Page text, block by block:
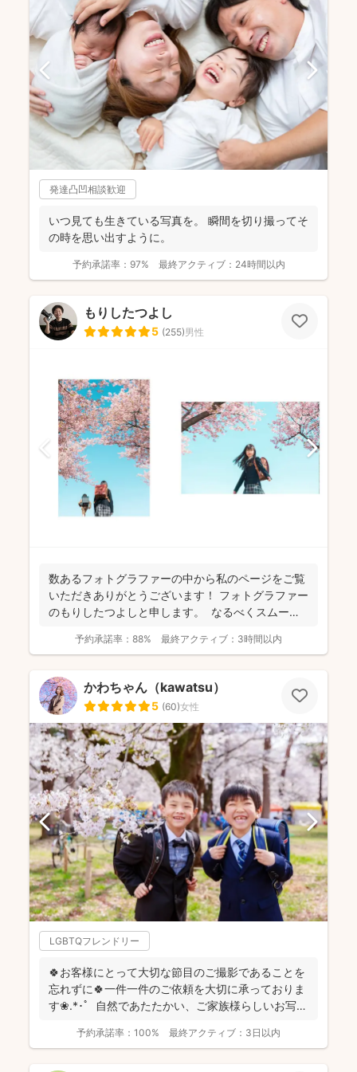
発達凸凹相談歓迎
いつ見ても生きている写真を。 瞬間を切り撮ってそ
の時を思い出すように。
予約承諾率： 97% 最終アクティブ： 24時間以内
もりしたつよし
5 (255)男性
数あるフォトグラファーの中から私のページをご覧
いただきありがとうございます！ フォトグラファー
のもりしたつよしと申します。 なるべくスムーズ
予約承諾率： 88% 最終アクティブ： 3時間以内
かわちゃん（kawatsu）
5 (60)女性
LGBTQフレンドリー
🍀お客様にとって大切な節目のご撮影であることを
忘れずに🍀一件一件のご依頼を大切に承っておりま
す❀.*･ﾟ 自然であたたかい、ご家族様らしいお写真
予約承諾率： 100% 最終アクティブ： 3日以内